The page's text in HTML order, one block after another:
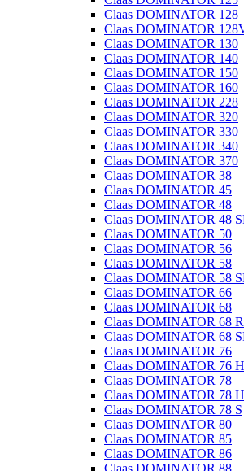
Claas DOMINATOR 128
Claas DOMINATOR
Claas DOMINATOR 130
Claas DOMINATOR 140
Claas DOMINATOR 150
Claas DOMINATOR 160
Claas DOMINATOR 228
Claas DOMINATOR 320
Claas DOMINATOR 330
Claas DOMINATOR 340
Claas DOMINATOR 370
Claas DOMINATOR 38
Claas DOMINATOR 45
Claas DOMINATOR 48
Claas DOMINATOR 48
Claas DOMINATOR 50
Claas DOMINATOR 56
Claas DOMINATOR 58
Claas DOMINATOR 58
Claas DOMINATOR 66
Claas DOMINATOR 68
Claas DOMINATOR 68 R
Claas DOMINATOR 68
Claas DOMINATOR 76
Claas DOMINATOR 76 H
Claas DOMINATOR 78
Claas DOMINATOR 78 H
Claas DOMINATOR 78 S
Claas DOMINATOR 80
Claas DOMINATOR 85
Claas DOMINATOR 86
Claas DOMINATOR 88